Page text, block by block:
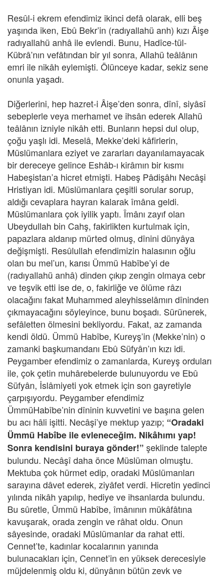
Resûl-i ekrem efendimiz ikinci defâ olarak, elli beş
yaşında iken, Ebû Bekr’in (radıyallahü anh) kızı Âişe
radıyallahü anhâ ile evlendi. Bunu, Hadîce-tül-
Kübrâ’nın vefâtından bir yıl sonra, Allahü teâlânın
emri ile nikâh eylemişti. Ölünceye kadar, sekiz sene
onunla yaşadı.
Diğerlerini, hep hazret-i Âişe’den sonra, dînî, siyâsî
sebeplerle veya merhamet ve ihsân ederek Allahü
teâlânın izniyle nikâh etti. Bunların hepsi dul olup,
çoğu yaşlı idi. Meselâ, Mekke’deki kâfirlerin,
Müslümanlara eziyet ve zararları dayanılamayacak
bir dereceye gelince Eshâb-ı kirâmın bir kısmı
Habeşistan’a hicret etmişti. Habeş Pâdişâhı Necâşi
Hristiyan idi. Müslümanlara çeşitli sorular sorup,
aldığı cevaplara hayran kalarak îmâna geldi.
Müslümanlara çok iyilik yaptı. Îmânı zayıf olan
Ubeydullah bin Cahş, fakirlikten kurtulmak için,
papazlara aldanıp mürted olmuş, dînini dünyâya
değişmişti. Resûlullah efendimizin halasının oğlu
olan bu mel’un, karısı Ümmü Habîbe’yi de
(radıyallahü anhâ) dinden çıkıp zengin olmaya cebr
ve teşvik etti ise de, o, fakirliğe ve ölüme râzı
olacağını fakat Muhammed aleyhisselâmın dîninden
çıkmayacağını söyleyince, bunu boşadı. Sürünerek,
sefâletten ölmesini bekliyordu. Fakat, az zamanda
kendi öldü. Ümmü Habîbe, Kureyş’in (Mekke’nin) o
zamanki başkumandanı Ebû Süfyân’ın kızı idi.
Peygamber efendimiz o zamanlarda, Kureyş orduları
ile, çok çetin muhârebelerde bulunuyordu ve Ebû
Süfyân, İslâmiyeti yok etmek için son gayretiyle
çarpışıyordu. Peygamber efendimiz
ÜmmüHabîbe’nin dîninin kuvvetini ve başına gelen
bu acı hâli işitti. Necâşi’ye mektup yazıp; “Oradaki
Ümmü Habîbe ile evleneceğim. Nikâhımı yap!
Sonra kendisini buraya gönder!” şeklinde talepte
bulundu. Necâşî daha önce Müslüman olmuştu.
Mektuba çok hürmet edip, oradaki Müslümanları
sarayına dâvet ederek, ziyâfet verdi. Hicretin yedinci
yılında nikâh yapılıp, hediye ve ihsanlarda bulundu.
Bu sûretle, Ümmü Habîbe, îmânının mükâfâtına
kavuşarak, orada zengin ve râhat oldu. Onun
sâyesinde, oradaki Müslümanlar da rahat etti.
Cennet’te, kadınlar kocalarının yanında
bulunacakları için, Cennet’in en yüksek derecesiyle
müjdelenmiş oldu ki, dünyânın bütün zevk ve